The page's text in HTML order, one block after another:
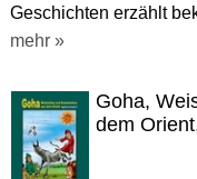
Geschichten erzählt
mehr »
Goha,
dem